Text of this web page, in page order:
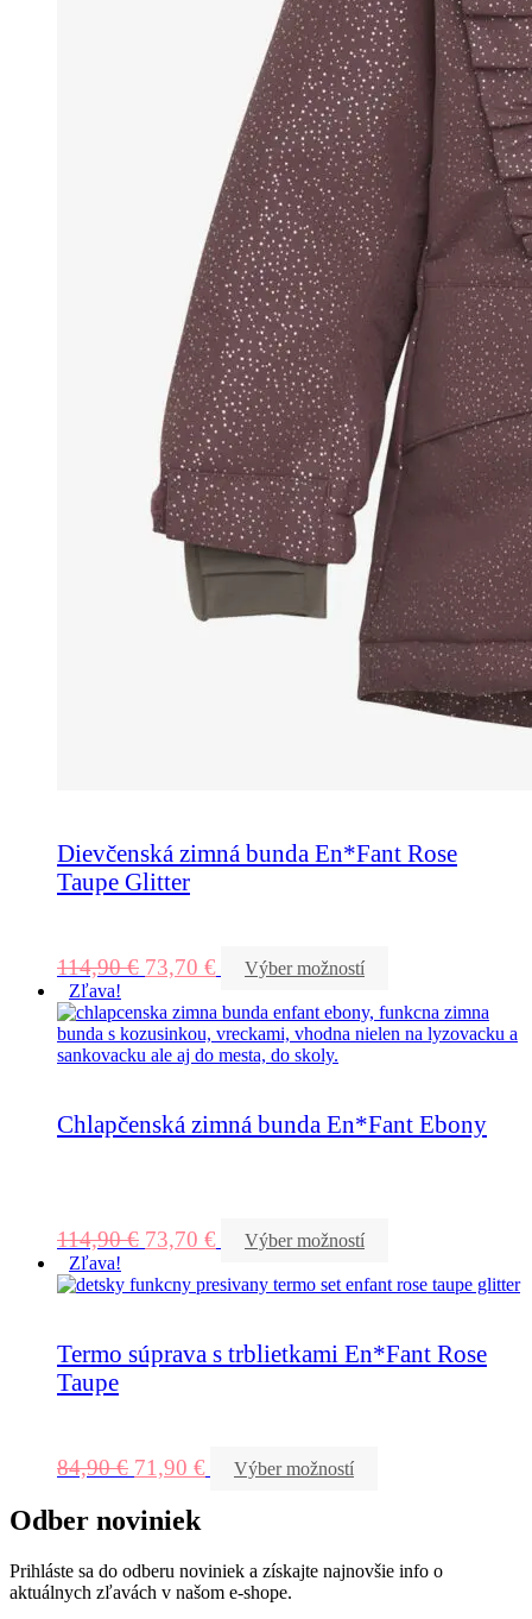
Dievčenská zimná bunda En*Fant Rose
Taupe Glitter
114,90€ 73,70 €
Výber možností
Zľava!
Chlapčenská zimná bunda En*Fant Ebony
114,90€ 73,70 €
Výber možností
Zľava!
Termo súprava s trblietkami En*Fant Rose
Taupe
84,90€ 71,90 € Výber možností
Odber noviniek
Prihláste sa do odberu noviniek a získajte najnovšie info o
aktuálnych zľavách v našom e-shope.